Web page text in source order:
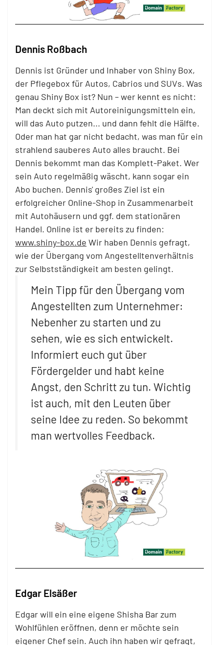
Dennis Roßbach
Dennis ist Gründer und Inhaber von Shiny Box,
der Pflegebox für Autos, Cabrios und SUVs. Was
genau Shiny Box ist? Nun – wer kennt es nicht:
Man deckt sich mit Autoreinigungsmitteln ein,
will das Auto putzen... und dann fehlt die Hälfte.
Oder man hat gar nicht bedacht, was man für ein
strahlend sauberes Auto alles braucht. Bei
Dennis bekommt man das Komplett-Paket. Wer
sein Auto regelmäßig wäscht, kann sogar ein
Abo buchen. Dennis' großes Ziel ist ein
erfolgreicher Online-Shop in Zusammenarbeit
mit Autohäusern und ggf. dem stationären
Handel. Online ist er bereits zu finden:
www.shiny-box.de Wir haben Dennis gefragt,
wie der Übergang vom Angestelltenverhältnis
zur Selbstständigkeit am besten gelingt.
Mein Tipp für den Übergang vom
Angestellten zum Unternehmer:
Nebenher zu starten und zu
sehen, wie es sich entwickelt.
Informiert euch gut über
Fördergelder und habt keine
Angst, den Schritt zu tun. Wichtig
ist auch, mit den Leuten über
seine Idee zu reden. So bekommt
man wertvolles Feedback.
Edgar Elsäßer
Edgar will ein eine eigene Shisha Bar zum
Wohlfühlen eröffnen, denn er möchte sein
eigener Chef sein. Auch ihn haben wir gefragt,